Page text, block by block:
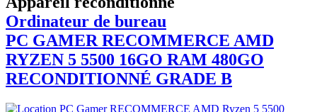
Ordinateur de bureau
PC GAMER RECOMMERCE AMD
RYZEN 5 5500 16GO RAM 480GO
RECONDITIONNÉ GRADE B